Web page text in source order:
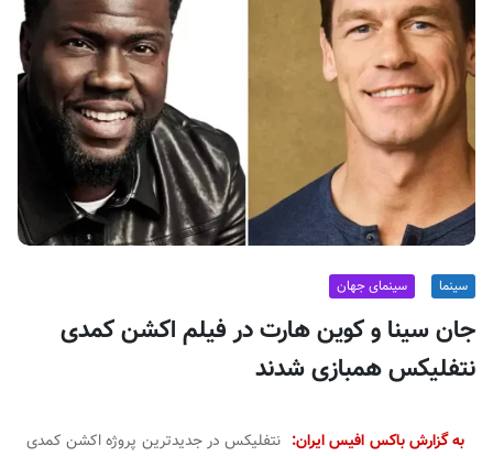
س
ا
ی
ر
ا
ن
سینما سینمای جهان
جان سینا و کوین هارت در فیلم اکشن کمدی
نتفلیکس همبازی شدند
به گزارش باکس افیس ایران: نتفلیکس در جدیدترین پروژه اکشن کمدی